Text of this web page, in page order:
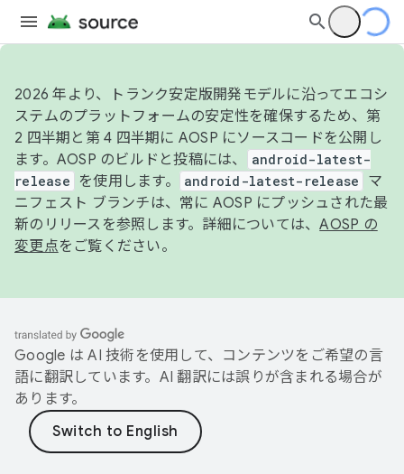
2026 年より、トランク安定版開発モデルに沿ってエコシ
ステムのプラットフォームの安定性を確保するため、第
2 四半期と第 4 四半期に AOSP にソースコードを公開し
ます。AOSP のビルドと投稿には、
android-latest-
release
を使用します。 android-latest-release
マ
ニフェスト ブランチは、常に AOSP にプッシュされた最
新のリリースを参照します。詳細については、AOSP の
変更点をご覧ください。
Google は AI 技術を使用して、コンテンツをご希望の言
語に翻訳しています。AI 翻訳には誤りが含まれる場合が
あります。